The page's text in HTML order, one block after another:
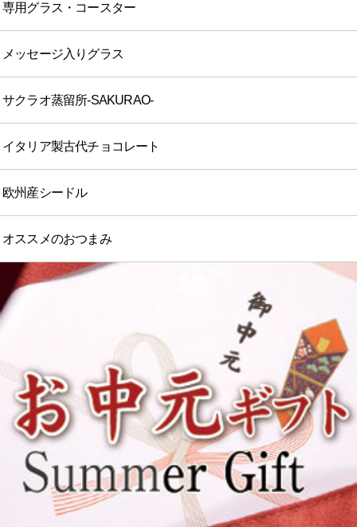
専用グラス・コースター
メッセージ入りグラス
サクラオ蒸留所-SAKURAO-
イタリア製古代チョコレート
欧州産シードル
オススメのおつまみ